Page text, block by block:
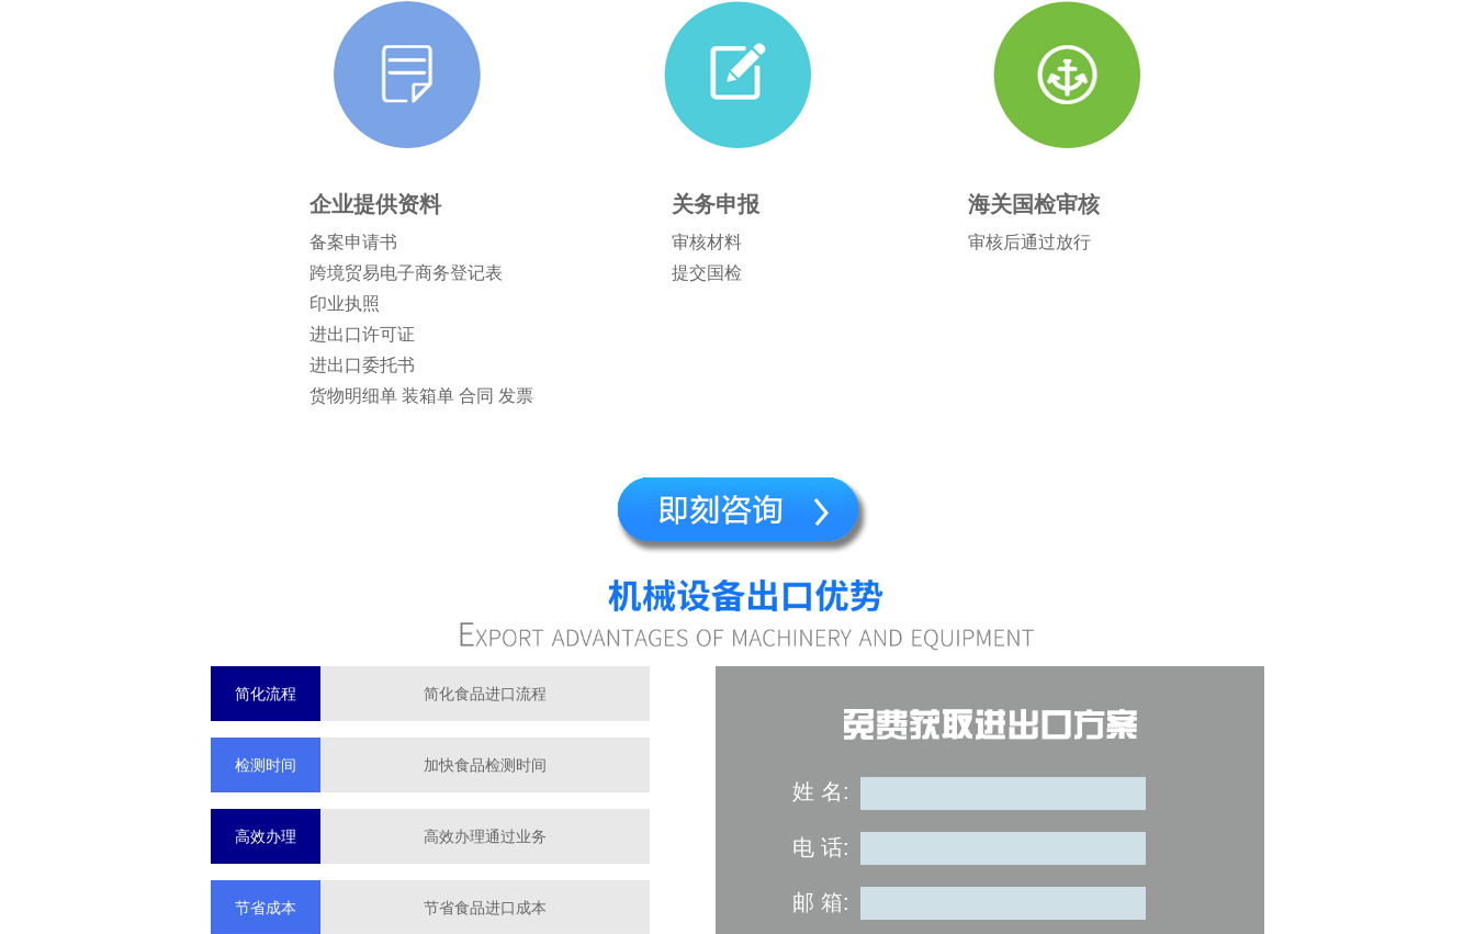
企业提供资料
备案申请书
跨境贸易电子商务登记表
印业执照
进出口许可证
进出口委托书
货物明细单 装箱单 合同 发票
关务申报
审核材料
提交国检
海关国检审核
审核后通过放行
简化流程 简化食品进口流程
检测时间 加快食品检测时间
高效办理 高效办理通过业务
节省成本 节省食品进口成本
姓 名:
电 话:
邮 箱: